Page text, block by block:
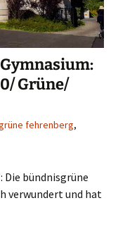
Grüne/
fehrenberg,
Die bündnisgrüne
verwundert und hat